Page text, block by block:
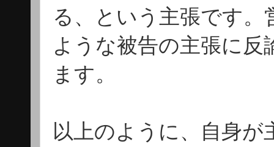
る、という主張です
ような被告の主張に
ます。
以上のように、自身